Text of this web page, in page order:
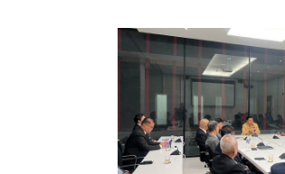
มาตรการป้องกันจะรัดกุมหรือไม่